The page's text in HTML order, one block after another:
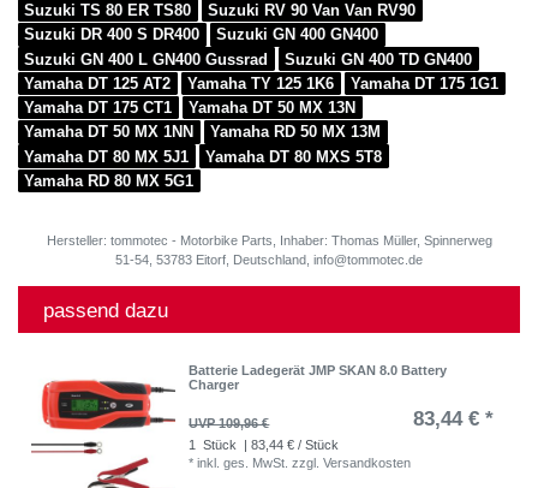
Suzuki TS 80 ER TS80
Suzuki RV 90 Van Van RV90
Suzuki DR 400 S DR400
Suzuki GN 400 GN400
Suzuki GN 400 L GN400 Gussrad
Suzuki GN 400 TD GN400
Yamaha DT 125 AT2
Yamaha TY 125 1K6
Yamaha DT 175 1G1
Yamaha DT 175 CT1
Yamaha DT 50 MX 13N
Yamaha DT 50 MX 1NN
Yamaha RD 50 MX 13M
Yamaha DT 80 MX 5J1
Yamaha DT 80 MXS 5T8
Yamaha RD 80 MX 5G1
Hersteller: tommotec - Motorbike Parts, Inhaber: Thomas Müller, Spinnerweg
51-54, 53783 Eitorf, Deutschland, info@tommotec.de
passend dazu
Batterie Ladegerät JMP SKAN 8.0 Battery
Charger
UVP 109,96 € 83,44 € *
1 Stück
| 83,44 € / Stück
*inkl. ges. MwSt. zzgl.Versandkosten